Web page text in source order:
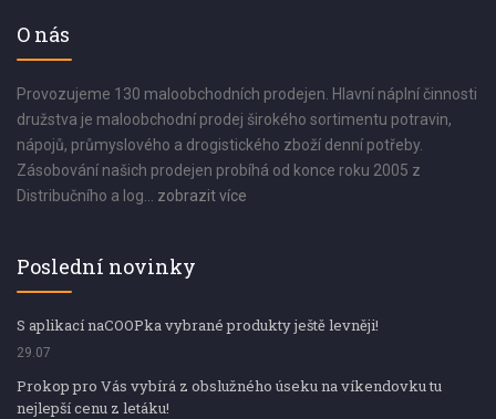
O nás
Provozujeme 130 maloobchodních prodejen. Hlavní náplní činnosti
družstva je maloobchodní prodej širokého sortimentu potravin,
nápojů, průmyslového a drogistického zboží denní potřeby.
Zásobování našich prodejen probíhá od konce roku 2005 z
Distribučního a log... zobrazit více
Poslední novinky
S aplikací naCOOPka vybrané produkty ještě levněji!
29.07
Prokop pro Vás vybírá z obslužného úseku na víkendovku tu
nejlepší cenu z letáku!